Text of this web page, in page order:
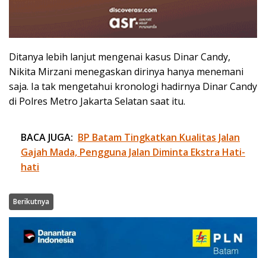
Ditanya lebih lanjut mengenai kasus Dinar Candy,
Nikita Mirzani menegaskan dirinya hanya menemani
saja. Ia tak mengetahui kronologi hadirnya Dinar Candy
di Polres Metro Jakarta Selatan saat itu.
BACA JUGA: BP Batam Tingkatkan Kualitas Jalan
Gajah Mada, Pengguna Jalan Diminta Ekstra Hati-
hati
Berikutnya